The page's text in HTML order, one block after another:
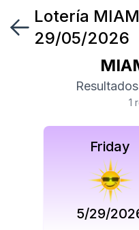
Síguenos
en
Lotería
29/05/2026
1
Friday
5/29/